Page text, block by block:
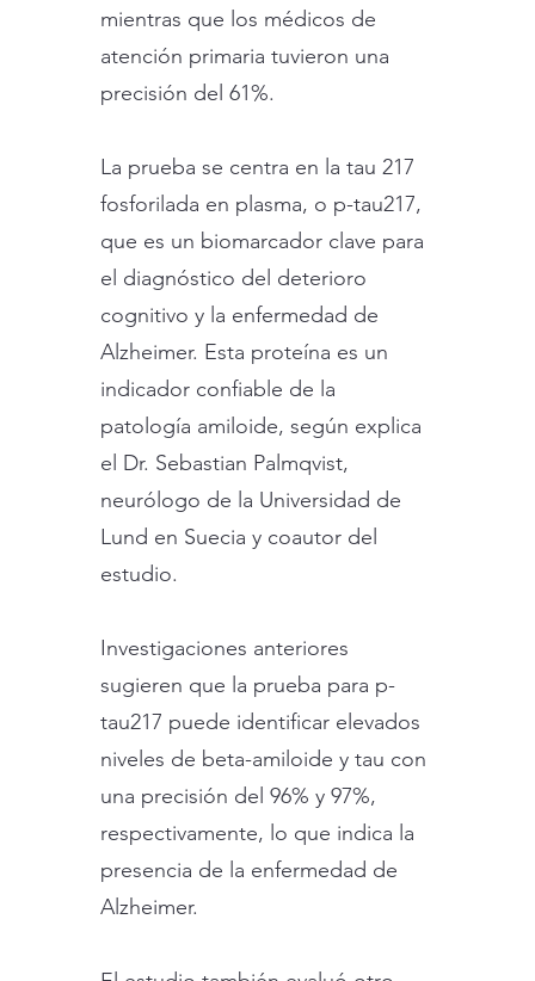
mientras que los médicos de
atención primaria tuvieron una
precisión del 61%.
La prueba se centra en la tau 217
fosforilada en plasma, o p-tau217,
que es un biomarcador clave para
el diagnóstico del deterioro
cognitivo y la enfermedad de
Alzheimer. Esta proteína es un
indicador confiable de la
patología amiloide, según explica
el Dr. Sebastian Palmqvist,
neurólogo de la Universidad de
Lund en Suecia y coautor del
estudio.
Investigaciones anteriores
sugieren que la prueba para p-
tau217 puede identificar elevados
niveles de beta-amiloide y tau con
una precisión del 96% y 97%,
respectivamente, lo que indica la
presencia de la enfermedad de
Alzheimer.